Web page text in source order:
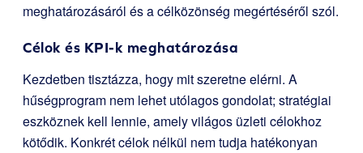
meghatározásáról és a célközönség megértéséről szól.
Célok és KPI-k meghatározása
Kezdetben tisztázza, hogy mit szeretne elérni. A
hűségprogram nem lehet utólagos gondolat; stratégiai
eszköznek kell lennie, amely világos üzleti célokhoz
kötődik. Konkrét célok nélkül nem tudja hatékonyan